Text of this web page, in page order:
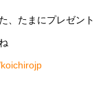
、たまにプレゼン